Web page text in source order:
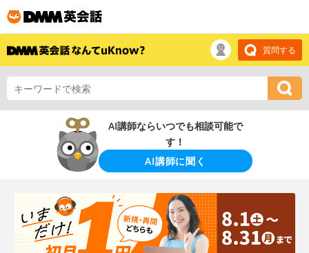
質問する
AI講師ならいつでも相談可能で
す！
AI講師に聞く